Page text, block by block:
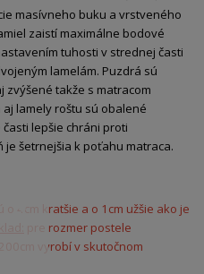
masívneho buku a vrstveného
zaistí maximálne bodové
tuhosti v strednej časti
lamelám. Puzdrá sú
zvýšené takže s matracom
lamely roštu sú obalené
lepšie chráni proti
šetrnejšia k poťahu matraca.
o 4cm kratšie a o 1cm užšie ako je
pre rozmer postele
vyrobí v skutočnom